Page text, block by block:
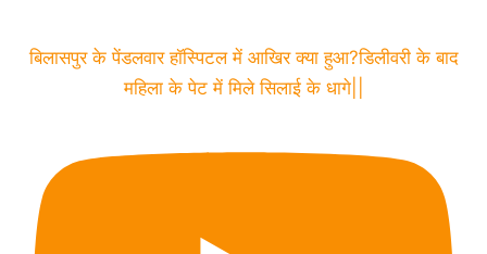
बिलासपुर के पेंडलवार हॉस्पिटल में आखिर क्या हुआ?डिलीवरी के बाद
महिला के पेट में मिले सिलाई के धागे||